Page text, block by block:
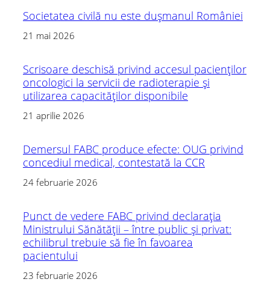
Societatea civilă nu este dușmanul României
21 mai 2026
Scrisoare deschisă privind accesul pacienților
oncologici la servicii de radioterapie și
utilizarea capacităților disponibile
21 aprilie 2026
Demersul FABC produce efecte: OUG privind
concediul medical, contestată la CCR
24 februarie 2026
Punct de vedere FABC privind declarația
Ministrului Sănătății – între public și privat:
echilibrul trebuie să fie în favoarea
pacientului
23 februarie 2026